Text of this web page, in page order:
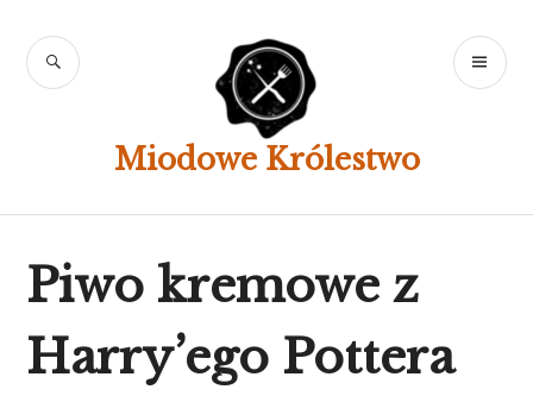
content
Miodowe Królestwo
SEARCH
Piwo kremowe z
Harry’ego Pottera